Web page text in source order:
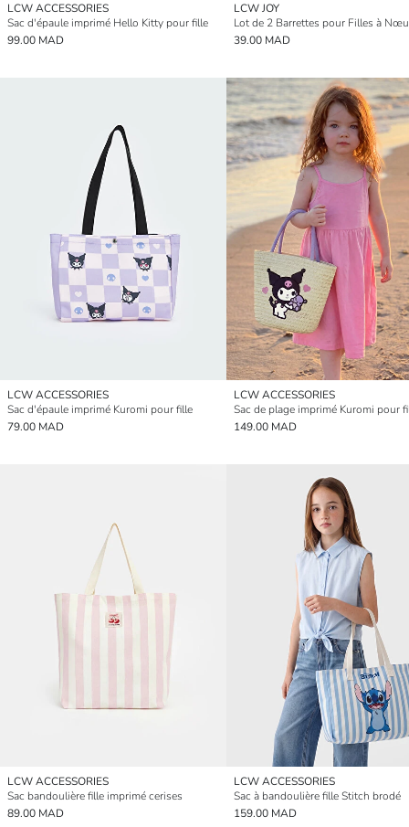
LCW ACCESSORIES
Sac d'épaule imprimé Hello Kitty pour fille
99.00 MAD
LCW JOY
39.00 MAD
LCW ACCESSORIES
Sac d'épaule imprimé Kuromi pour fille
79.00 MAD
LCW ACCESSORIES
Sac de plage imprimé Kuromi pour
149.00 MAD
LCW ACCESSORIES
Sac bandoulière fille imprimé cerises
89.00 MAD
LCW ACCESSORIES
Sac à bandoulière fille Stitch brodé
159.00 MAD